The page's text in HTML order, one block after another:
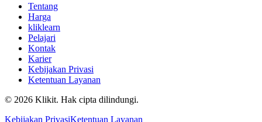
Tentang
Harga
kliklearn
Pelajari
Kontak
Karier
Kebijakan Privasi
Ketentuan Layanan
© 2026 Klikit. Hak cipta dilindungi.
Kebijakan PrivasiKetentuan Layanan